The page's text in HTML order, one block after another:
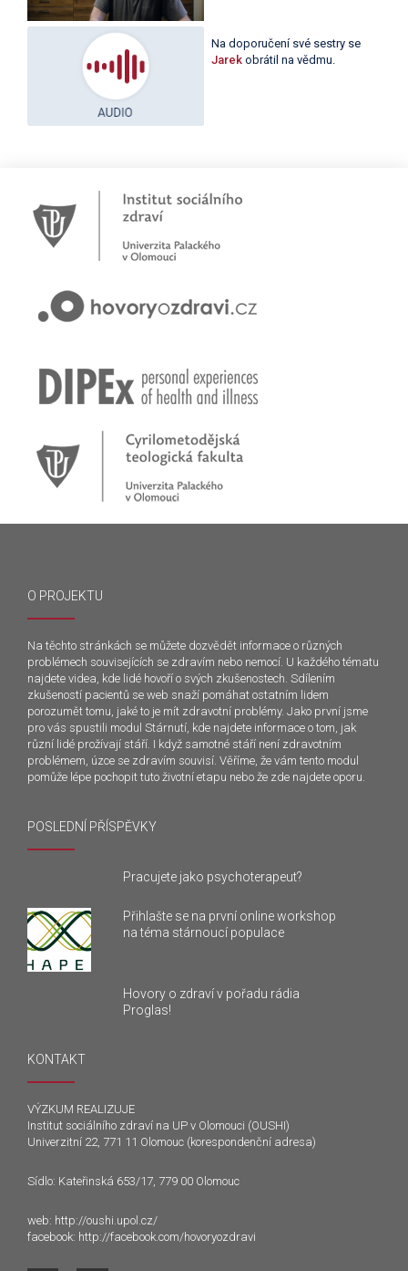
Na doporučení své sestry se
Jarek obrátil na vědmu.
O PROJEKTU
Na těchto stránkách se můžete dozvědět informace o různých
problémech souvisejících se zdravím nebo nemocí. U každého tématu
najdete videa, kde lidé hovoří o svých zkušenostech. Sdílením
zkušeností pacientů se web snaží pomáhat ostatním lidem
porozumět tomu, jaké to je mít zdravotní problémy. Jako první jsme
pro vás spustili modul Stárnutí, kde najdete informace o tom, jak
různí lidé prožívají stáří. I když samotné stáří není zdravotním
problémem, úzce se zdravím souvisí. Věříme, že vám tento modul
pomůže lépe pochopit tuto životní etapu nebo že zde najdete oporu.
POSLEDNÍ PŘÍSPĚVKY
Pracujete jako psychoterapeut?
Přihlašte se na první online workshop
na téma stárnoucí populace
Hovory o zdraví v pořadu rádia
Proglas!
KONTAKT
VÝZKUM REALIZUJE
Institut sociálního zdraví na UP v Olomouci (OUSHI)
Univerzitní 22, 771 11 Olomouc (korespondenční adresa)
Sídlo: Kateřinská 653/17, 779 00 Olomouc
web: http://oushi.upol.cz/
facebook: http://facebook.com/hovoryozdravi